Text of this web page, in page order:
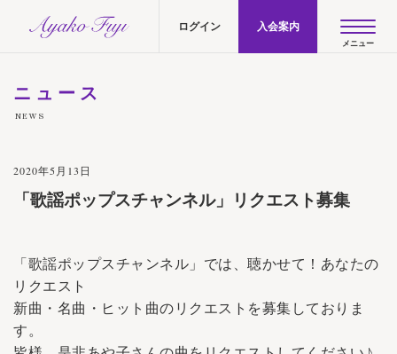
ログイン 入会案内
ニュース
NEWS
2020年5月13日
「歌謡ポップスチャンネル」リクエスト募集
「歌謡ポップスチャンネル」では、聴かせて！あなたの
リクエスト
新曲・名曲・ヒット曲のリクエストを募集しておりま
す。